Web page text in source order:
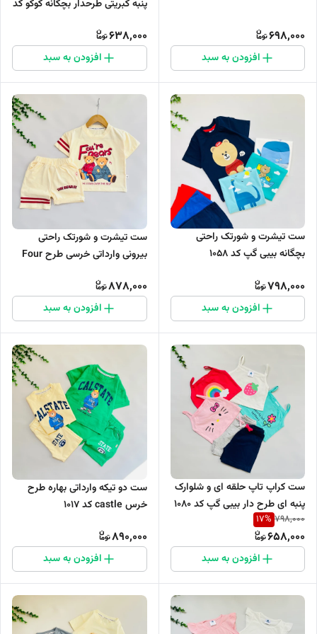
698,000
افزودن به سبد
پنبه کبریتی طرحدار بچگانه کوکو کد
638,000
افزودن به سبد
ست تیشرت و شورتک راحتی
بچگانه بیبی گپ کد 1058
798,000
افزودن به سبد
ست تیشرت و شورتک راحتی
بیرونی وارداتی خرسی طرح Four
878,000
افزودن به سبد
ست کراپ تاپ حلقه ای و شلوارک
پنبه ای طرح دار بیبی گپ کد 1080
798,000
17%
658,000
افزودن به سبد
ست دو تیکه وارداتی بهاره طرح
خرس castle کد 1017
890,000
افزودن به سبد